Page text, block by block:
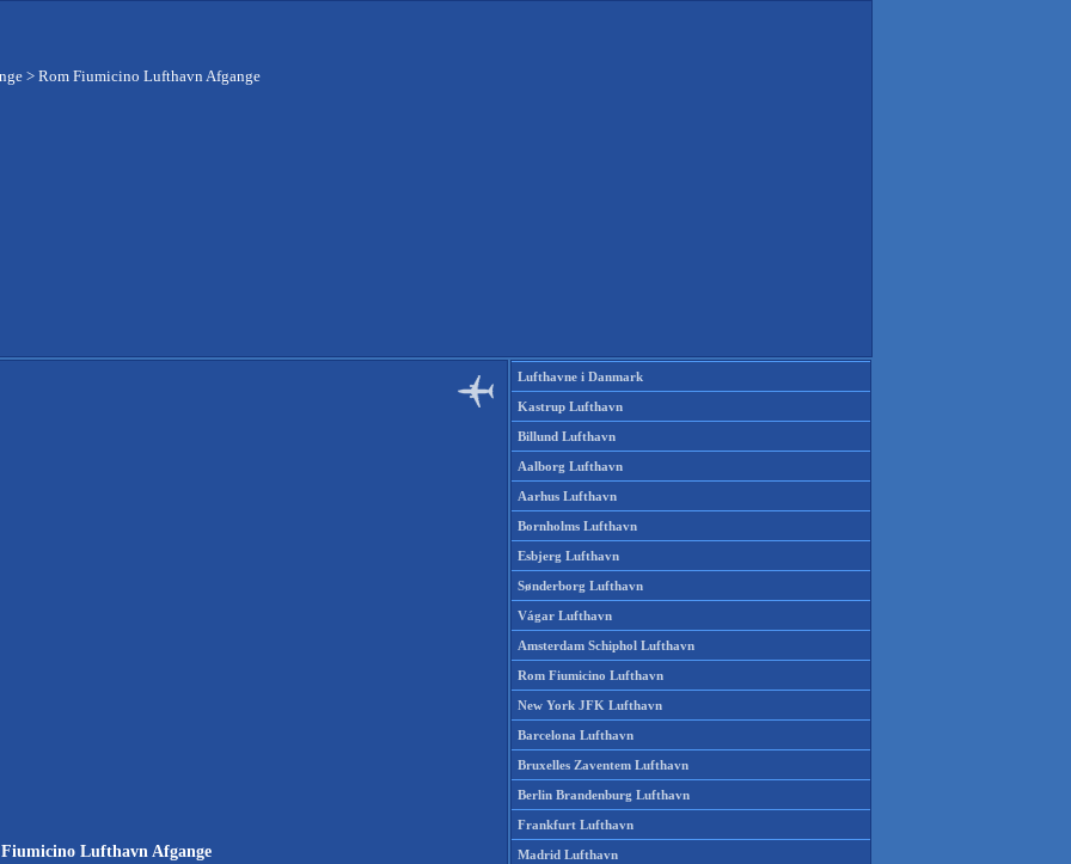
> Rom Fiumicino Lufthavn Afgange
Lufthavn Afgange
Lufthavne i Danmark
Kastrup Lufthavn
Billund Lufthavn
Aalborg Lufthavn
Aarhus Lufthavn
Bornholms Lufthavn
Esbjerg Lufthavn
Sønderborg Lufthavn
Vágar Lufthavn
Amsterdam Schiphol Lufthavn
Rom Fiumicino Lufthavn
New York JFK Lufthavn
Barcelona Lufthavn
Bruxelles Zaventem Lufthavn
Berlin Brandenburg Lufthavn
Frankfurt Lufthavn
Madrid Lufthavn